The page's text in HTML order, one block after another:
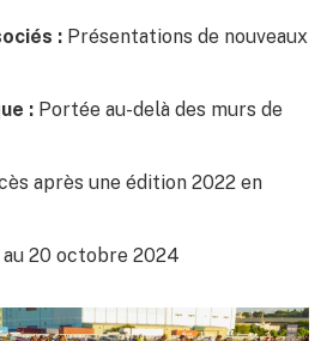
: Présentations de nouveaux
: Portée au-delà des murs de
après une édition 2022 en
au 20 octobre 2024